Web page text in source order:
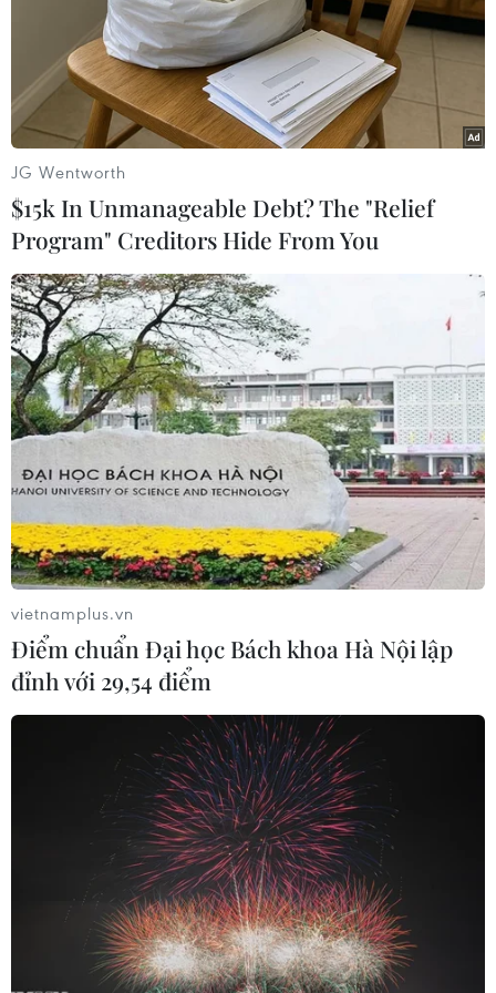
Tổng thống Indonesia thị sát công tác
khắc phục hậu quả động đất
08/12/2016 13:19
Chính phủ Indonesia hỗ trợ gia đình mỗi nạn nhân bị
thiệt mạng được 15 triệu rupiah, người bị thương nặng
được hỗ trợ tối đa là 5 triệu rupiah.
Động đất mạnh 6,5 độ Richter ở bờ biển
phía Bắc California
JG Wentworth
$15k In Unmanageable Debt? The "Relief
Program" Creditors Hide From You
vietnamplus.vn
Điểm chuẩn Đại học Bách khoa Hà Nội lập
đỉnh với 29,54 điểm